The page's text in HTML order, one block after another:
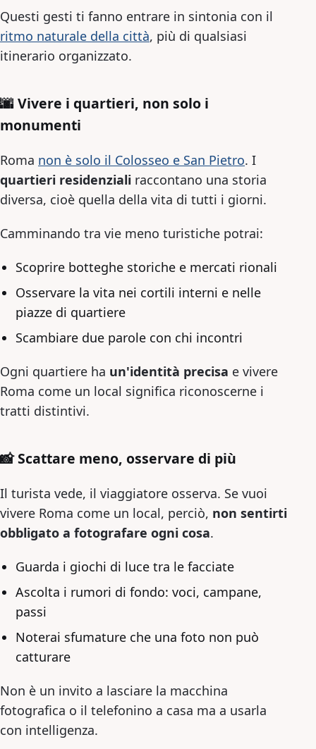
Questi gesti ti fanno entrare in sintonia con il
ritmo naturale della città, più di qualsiasi
itinerario organizzato.
🌆 Vivere i quartieri, non solo i
monumenti
Roma non è solo il Colosseo e San Pietro. I
quartieri residenziali raccontano una storia
diversa, cioè quella della vita di tutti i giorni.
Camminando tra vie meno turistiche potrai:
Scoprire botteghe storiche e mercati rionali
Osservare la vita nei cortili interni e nelle
piazze di quartiere
Scambiare due parole con chi incontri
Ogni quartiere ha un'identità precisa e vivere
Roma come un local significa riconoscerne i
tratti distintivi.
📸 Scattare meno, osservare di più
Il turista vede, il viaggiatore osserva. Se vuoi
vivere Roma come un local, perciò, non sentirti
obbligato a fotografare ogni cosa.
Guarda i giochi di luce tra le facciate
Ascolta i rumori di fondo: voci, campane,
passi
Noterai sfumature che una foto non può
catturare
Non è un invito a lasciare la macchina
fotografica o il telefonino a casa ma a usarla
con intelligenza.